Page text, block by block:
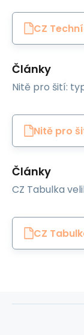
CZ
Články
Nitě pro šití:
Nitě pro
Články
CZ Tabulka
CZ